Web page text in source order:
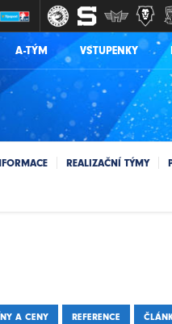
A-TÝM VSTUPENKY
REALIZAČNÍ TÝMY
A CENY REFERENCE